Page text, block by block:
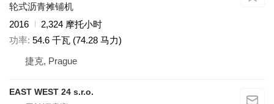
轮式沥青摊铺机
2016
2,324 摩托小时
功率 54.6 千瓦 (74.28 马力)
捷克, Prague
EAST WEST 24 s.r.o.